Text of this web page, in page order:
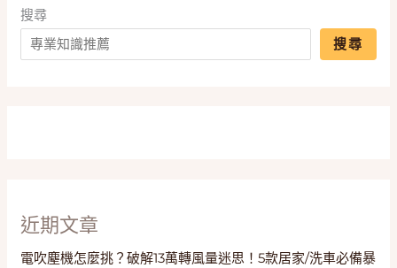
搞
懂
刷
搜尋
搜尋
近期文章
電吹塵機怎麼挑？破解13萬轉風量迷思！5款居家/洗車必備暴